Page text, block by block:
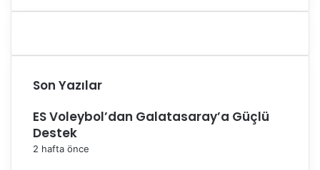
r
b
l
n
d
u
c
Son Yazılar
ES Voleybol’dan Galatasaray’a Güçlü
Destek
2 hafta önce